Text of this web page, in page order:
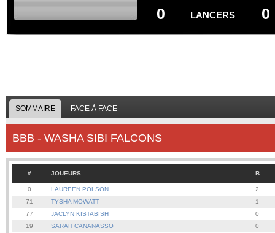
LANCERS
0 0
SOMMAIRE FACE À FACE
BBB - WASHA SIBI FALCONS
# JOUEURS B
0 LAUREEN POLSON
2
71
TYSHA MOWATT
1
77
JACLYN KISTABISH
0
19
SARAH CANANASSO
0